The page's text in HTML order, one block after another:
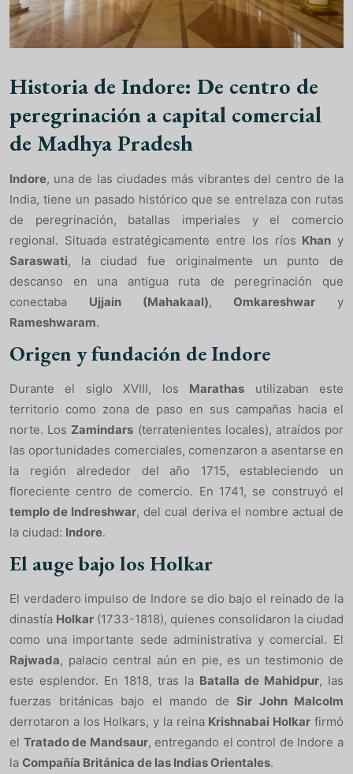
Historia de Indore: De centro de
peregrinación a capital comercial
de Madhya Pradesh
Indore, una de las ciudades más vibrantes del centro de la
India, tiene un pasado histórico que se entrelaza con rutas
de peregrinación, batallas imperiales y el comercio
regional. Situada estratégicamente entre los ríos Khan y
Saraswati, la ciudad fue originalmente un punto de
descanso en una antigua ruta de peregrinación que
conectaba Ujjain (Mahakaal),Omkareshwar y
Rameshwaram.
Origen y fundación de Indore
Durante el siglo XVIII, los Marathas utilizaban este
territorio como zona de paso en sus campañas hacia el
norte. Los Zamindars (terratenientes locales), atraídos por
las oportunidades comerciales, comenzaron a asentarse en
la región alrededor del año 1715, estableciendo un
floreciente centro de comercio. En 1741, se construyó el
templo de Indreshwar, del cual deriva el nombre actual de
la ciudad: Indore.
El auge bajo los Holkar
El verdadero impulso de Indore se dio bajo el reinado de la
dinastía Holkar (1733-1818), quienes consolidaron la ciudad
como una importante sede administrativa y comercial. El
Rajwada, palacio central aún en pie, es un testimonio de
este esplendor. En 1818, tras la Batalla de Mahidpur, las
fuerzas británicas bajo el mando de Sir John Malcolm
derrotaron a los Holkars, y la reina Krishnabai Holkar firmó
el Tratado de Mandsaur, entregando el control de Indore a
la Compañía Británica de las Indias Orientales.